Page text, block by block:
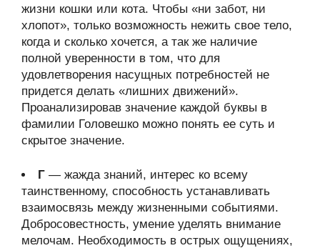
жизни кошки или кота. Чтобы «ни забот, ни
хлопот», только возможность нежить свое тело,
когда и сколько хочется, а так же наличие
полной уверенности в том, что для
удовлетворения насущных потребностей не
придется делать «лишних движений».
Проанализировав значение каждой буквы в
фамилии Головешко можно понять ее суть и
скрытое значение.
Г — жажда знаний, интерес ко всему
таинственному, способность устанавливать
взаимосвязь между жизненными событиями.
Добросовестность, умение уделять внимание
мелочам. Необходимость в острых ощущениях,